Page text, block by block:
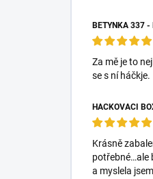
BETYNKA 337 -
Za mě je to
se s ní háčkje.
HÁČKOVACÍ
Krásně
potřebné…ale
a myslela